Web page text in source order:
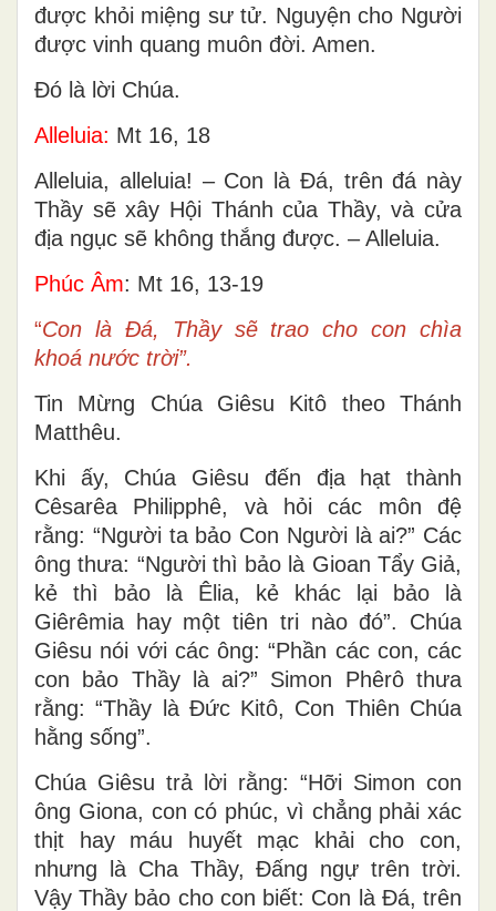
được khỏi miệng sư tử. Nguyện cho Người
được vinh quang muôn đời. Amen.
Ðó là lời Chúa.
Alleluia: Mt 16, 18
Alleluia, alleluia! – Con là Ðá, trên đá này
Thầy sẽ xây Hội Thánh của Thầy, và cửa
địa ngục sẽ không thắng được. – Alleluia.
Phúc Âm: Mt 16, 13-19
“Con là Ðá, Thầy sẽ trao cho con chìa
khoá nước trời”.
Tin Mừng Chúa Giêsu Kitô theo Thánh
Matthêu.
Khi ấy, Chúa Giêsu đến địa hạt thành
Cêsarêa Philipphê, và hỏi các môn đệ
rằng: “Người ta bảo Con Người là ai?” Các
ông thưa: “Người thì bảo là Gioan Tẩy Giả,
kẻ thì bảo là Êlia, kẻ khác lại bảo là
Giêrêmia hay một tiên tri nào đó”. Chúa
Giêsu nói với các ông: “Phần các con, các
con bảo Thầy là ai?” Simon Phêrô thưa
rằng: “Thầy là Ðức Kitô, Con Thiên Chúa
hằng sống”.
Chúa Giêsu trả lời rằng: “Hỡi Simon con
ông Giona, con có phúc, vì chẳng phải xác
thịt hay máu huyết mạc khải cho con,
nhưng là Cha Thầy, Ðấng ngự trên trời.
Vậy Thầy bảo cho con biết: Con là Ðá, trên